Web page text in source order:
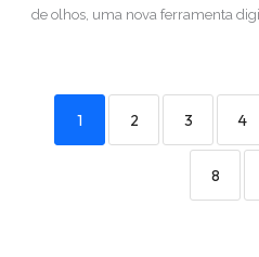
de olhos, uma nova ferramenta
1 2 3 4
8